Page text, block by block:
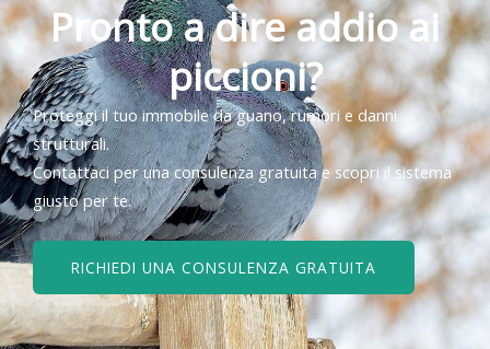
Pronto a dire addio ai
piccioni?
Proteggi il tuo immobile da guano, rumori e danni
strutturali.
Contattaci per una consulenza gratuita e scopri il sistema
giusto per te.
RICHIEDI UNA CONSULENZA GRATUITA